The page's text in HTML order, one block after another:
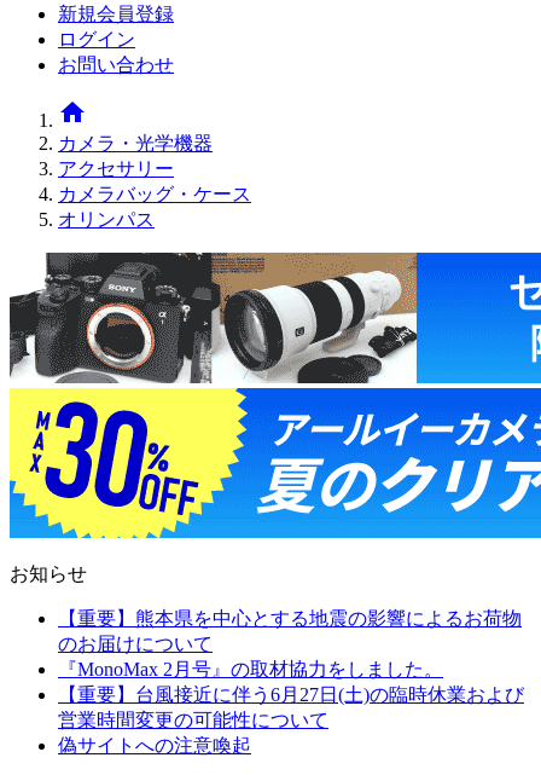
新規会員登録
ログイン
お問い合わせ
home
カメラ・光学機器
アクセサリー
カメラバッグ・ケース
オリンパス
お知らせ
【重要】熊本県を中心とする地震の影響によるお荷物
のお届けについて
『MonoMax 2月号』の取材協力をしました。
【重要】台風接近に伴う6月27日(土)の臨時休業および
営業時間変更の可能性について
偽サイトへの注意喚起